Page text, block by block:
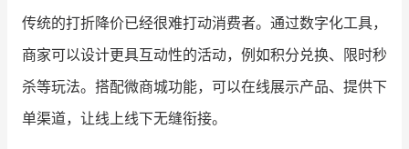
传统的打折降价已经很难打动消费者。通过数字化工具，
商家可以设计更具互动性的活动，例如积分兑换、限时秒
杀等玩法。搭配微商城功能，可以在线展示产品、提供下
单渠道，让线上线下无缝衔接。